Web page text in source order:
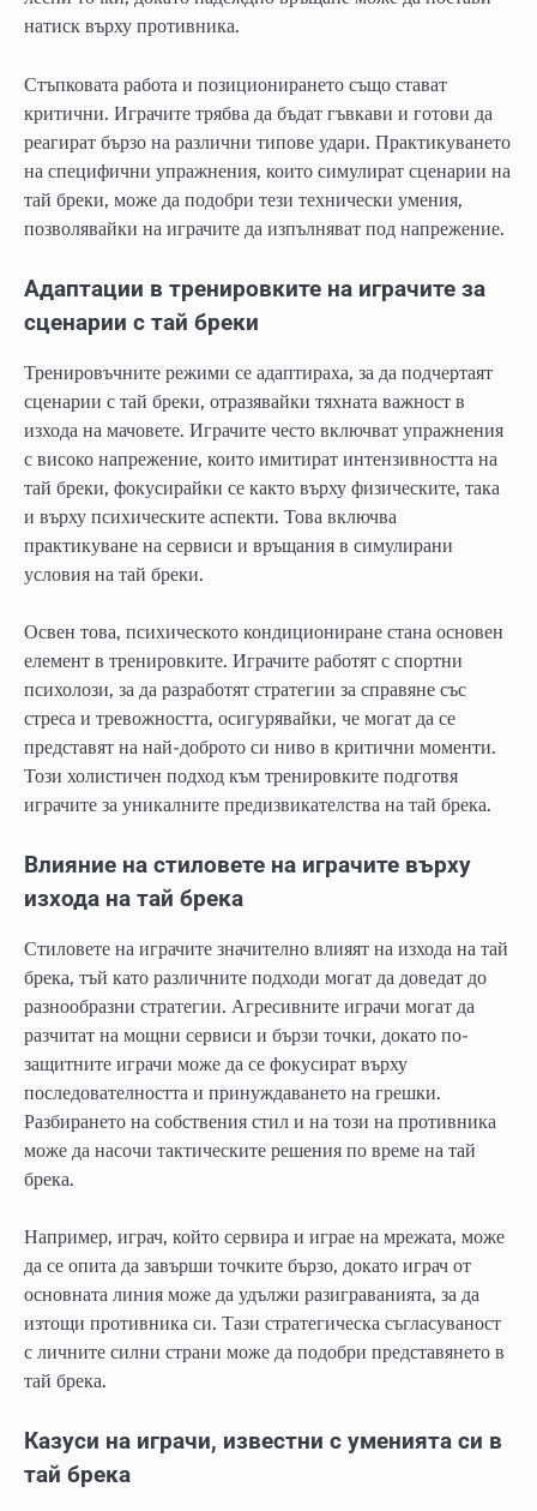
натиск върху противника.
Стъпковата работа и позиционирането също стават
критични. Играчите трябва да бъдат гъвкави и готови да
реагират бързо на различни типове удари. Практикуването
на специфични упражнения, които симулират сценарии на
тай бреки, може да подобри тези технически умения,
позволявайки на играчите да изпълняват под напрежение.
Адаптации в тренировките на играчите за
сценарии с тай бреки
Тренировъчните режими се адаптираха, за да подчертаят
сценарии с тай бреки, отразявайки тяхната важност в
изхода на мачовете. Играчите често включват упражнения
с високо напрежение, които имитират интензивността на
тай бреки, фокусирайки се както върху физическите, така
и върху психическите аспекти. Това включва
практикуване на сервиси и връщания в симулирани
условия на тай бреки.
Освен това, психическото кондициониране стана основен
елемент в тренировките. Играчите работят с спортни
психолози, за да разработят стратегии за справяне със
стреса и тревожността, осигурявайки, че могат да се
представят на най-доброто си ниво в критични моменти.
Този холистичен подход към тренировките подготвя
играчите за уникалните предизвикателства на тай брека.
Влияние на стиловете на играчите върху
изхода на тай брека
Стиловете на играчите значително влияят на изхода на тай
брека, тъй като различните подходи могат да доведат до
разнообразни стратегии. Агресивните играчи могат да
разчитат на мощни сервиси и бързи точки, докато по-
защитните играчи може да се фокусират върху
последователността и принуждаването на грешки.
Разбирането на собствения стил и на този на противника
може да насочи тактическите решения по време на тай
брека.
Например, играч, който сервира и играе на мрежата, може
да се опита да завърши точките бързо, докато играч от
основната линия може да удължи разиграванията, за да
изтощи противника си. Тази стратегическа съгласуваност
с личните силни страни може да подобри представянето в
тай брека.
Казуси на играчи, известни с уменията си в
тай брека